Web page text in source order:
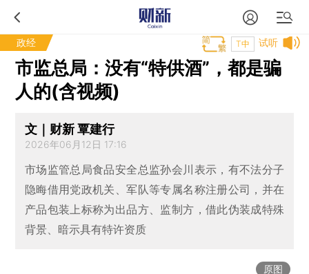
政经 试听
T中
市监总局：没有“特供酒”，都是骗
人的(含视频)
文｜财新 覃建行
2026年06月12日 17:16
市场监管总局食品安全总监孙会川表示，有不法分子
隐晦借用党政机关、军队等专属名称注册公司，并在
产品包装上标称为出品方、监制方，借此伪装成特殊
背景、暗示具有特许资质
原图